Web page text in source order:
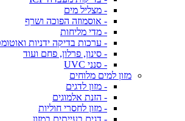
- מצליל מים
- אוסמוזה הפוכה ושרף
- מדי מליחות
- ערכות בדיקה ידניות
- סינון, פרלון, פחם ועוד
- סנני UVC
מזון למים מלוחים
- מזון לדגים
- הזנת אלמוגים
- מזון לחסרי חוליות
- דגים בעייתים במזון